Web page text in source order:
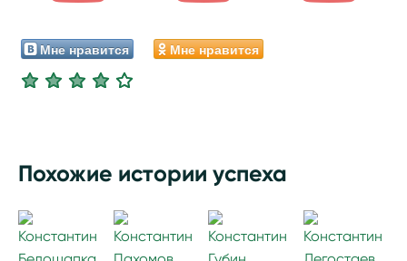
Мне нравится Мне нравится
Похожие истории успеха